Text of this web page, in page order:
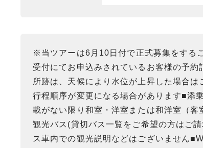
※当ツアーは6月10日付で正式募集をする
受付にてお申込みされているお客様の予
所跡は、天候により水位が上昇した場合
行程順序が変更になる場合があります■添
載がない限り和室・洋室または和洋室（
観光バス(貸切バス一覧をご希望の方はご
ス車内での観光説明などはございません